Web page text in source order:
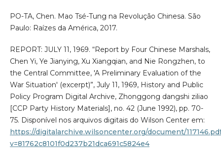
PO-TA, Chen. Mao Tsé-Tung na Revolução Chinesa. São
Paulo: Raízes da América, 2017.
REPORT: JULY 11, 1969. “Report by Four Chinese Marshals,
Chen Yi, Ye Jianying, Xu Xiangqian, and Nie Rongzhen, to
the Central Committee, 'A Preliminary Evaluation of the
War Situation' (excerpt)”, July 11, 1969, History and Public
Policy Program Digital Archive, Zhonggong dangshi ziliao
[CCP Party History Materials], no. 42 (June 1992), pp. 70-
75. Disponível nos arquivos digitais do Wilson Center em:
https://digitalarchive.wilsoncenter.org/document/
v=81762c8101f0d237b21dca691c5824e4